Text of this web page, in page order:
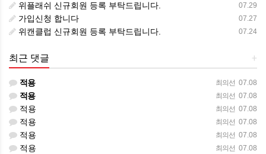
07.29
위플래쉬 신규회원 등록 부탁드립니다.
07.27
가입신청 합니다
07.24
위캔클럽 신규회원 등록 부탁드립니다.
+
최근 댓글
최의선 07.08
적용
최의선 07.08
적용
최의선 07.08
적용
최의선 07.08
적용
최의선 07.08
적용
최의선 07.08
적용